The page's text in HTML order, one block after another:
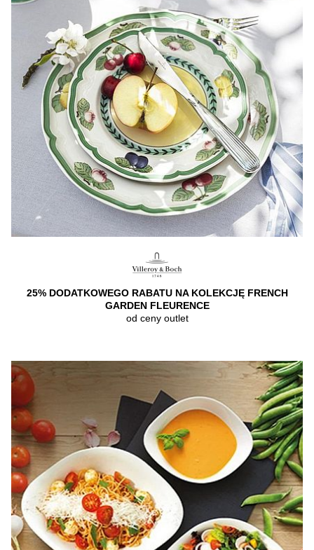
25% DODATKOWEGO RABATU NA KOLEKCJĘ FRENCH
GARDEN FLEURENCE
od ceny outlet